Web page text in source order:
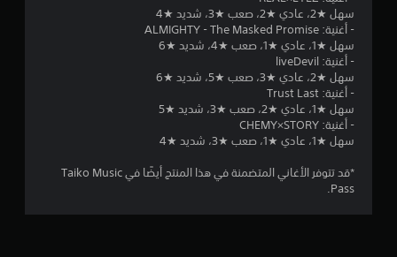
سهل ★2، عادي ★2، صعب ★3، شديد ★4
- أغنية: ALMIGHTY - The Masked Promise
سهل ★1، عادي ★1، صعب ★4، شديد ★6
- أغنية: liveDevil
سهل ★2، عادي ★3، صعب ★5، شديد ★6
- أغنية: Trust Last
سهل ★1، عادي ★2، صعب ★3، شديد ★5
- أغنية: CHEMY×STORY
سهل ★1، عادي ★1، صعب ★3، شديد ★4
*قد تتوفر الأغاني المتضمنة في هذا المنتج أيضًا في Taiko Music
Pass.